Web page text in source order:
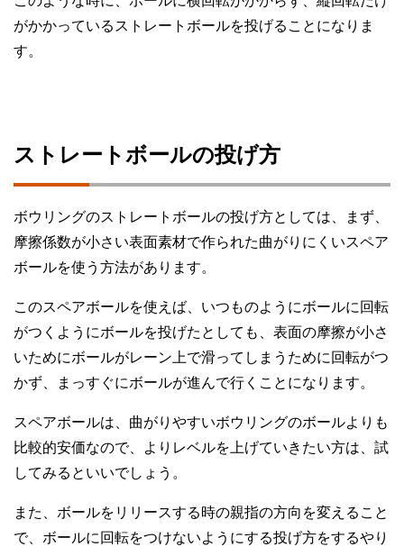
がかかっているストレートボールを投げることになりま
す。
ストレートボールの投げ方
ボウリングのストレートボールの投げ方としては、まず、
摩擦係数が小さい表面素材で作られた曲がりにくいスペア
ボールを使う方法があります。
このスペアボールを使えば、いつものようにボールに回転
がつくようにボールを投げたとしても、表面の摩擦が小さ
いためにボールがレーン上で滑ってしまうために回転がつ
かず、まっすぐにボールが進んで行くことになります。
スペアボールは、曲がりやすいボウリングのボールよりも
比較的安価なので、よりレベルを上げていきたい方は、試
してみるといいでしょう。
また、ボールをリリースする時の親指の方向を変えること
で、ボールに回転をつけないようにする投げ方をするやり